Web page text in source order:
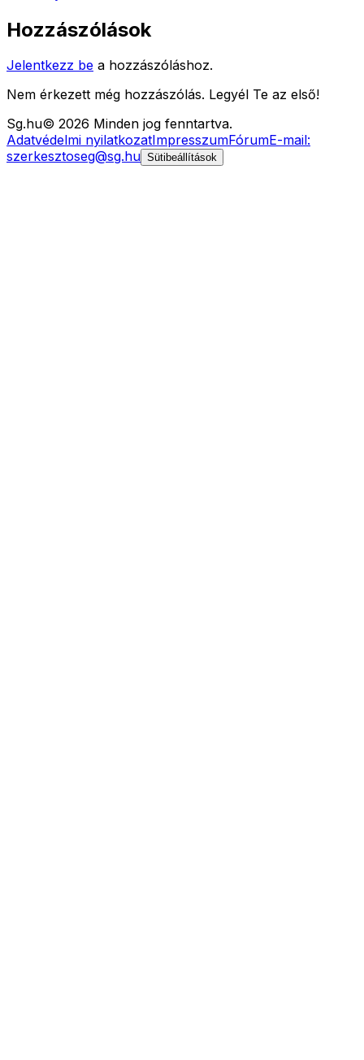
Hozzászólások
Jelentkezz be a hozzászóláshoz.
Nem érkezett még hozzászólás. Legyél Te az első!
Sg.hu© 2026 Minden jog fenntartva.
Adatvédelmi nyilatkozatImpresszumFórumE-mail:
szerkesztoseg@sg.hu Sütibeállítások